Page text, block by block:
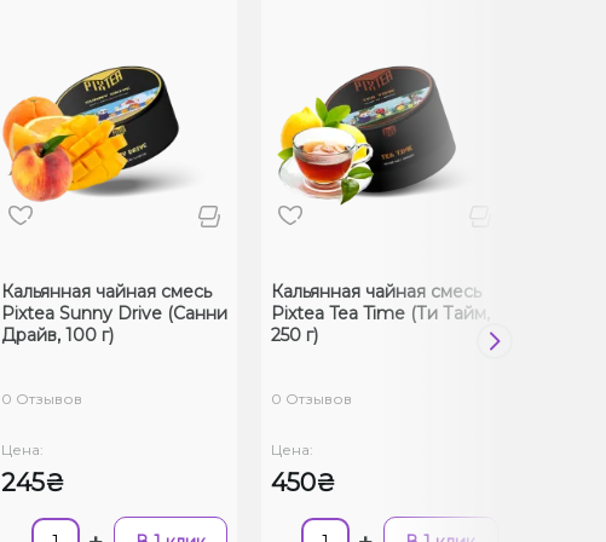
Кальянная чайная смесь
Pixtea Sunny Drive (Санни
Драйв, 100 г)
0 Отзывов
Цена:
245₴
Кальянная чайная смесь
Pixtea Tea Time (Ти Тайм,
250 г)
0 Отзывов
Цена:
450₴